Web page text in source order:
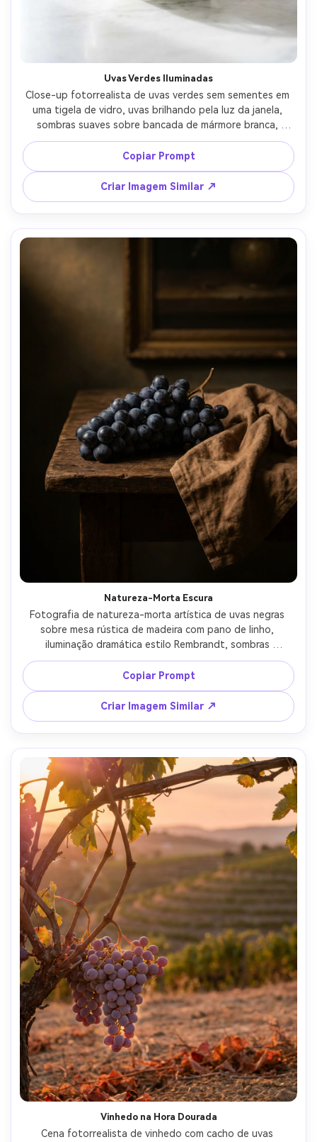
Uvas Verdes Iluminadas
Close-up fotorrealista de uvas verdes sem sementes em
uma tigela de vidro, uvas brilhando pela luz da janela,
sombras suaves sobre bancada de mármore branca,
fundo de cozinha escandinava minimalista desfocado,
fotografado com Sony A7IV e lente de 50mm em f/1.8,
estilo editorial limpo, alta resolução, destaques naturais
e textura realista --ar 4:5
Copiar Prompt
Criar Imagem Similar ↗
Natureza-Morta Escura
Fotografia de natureza-morta artística de uvas negras
sobre mesa rústica de madeira com pano de linho,
iluminação dramática estilo Rembrandt, sombras
profundas e contraste rico, leve cobertura de bloom
visível, profundidade de campo rasa, fotografado com
Nikon Z7 II e lente de 85mm f/1.8, composição de
qualidade de museu, gradação cinematográfica --ar 4:5
Copiar Prompt
Criar Imagem Similar ↗
Vinhedo na Hora Dourada
Cena fotorrealista de vinhedo com cacho de uvas